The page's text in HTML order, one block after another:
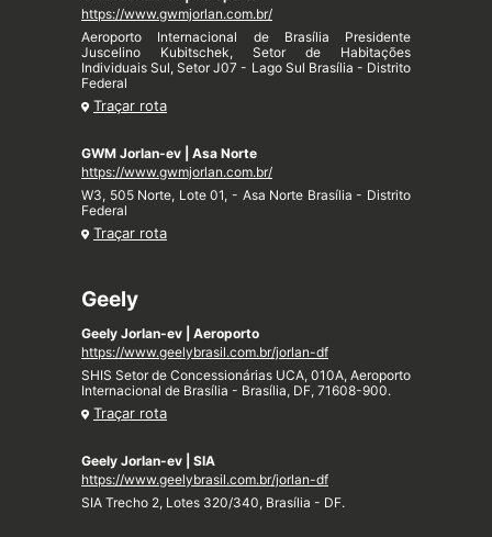
https://www.gwmjorlan.com.br/
Aeroporto Internacional de Brasília Presidente
Juscelino Kubitschek, Setor de Habitações
Individuais Sul, Setor J07 - Lago Sul Brasília - Distrito
Federal
Traçar rota
GWM Jorlan-ev | Asa Norte
https://www.gwmjorlan.com.br/
W3, 505 Norte, Lote 01, - Asa Norte Brasília - Distrito
Federal
Traçar rota
Geely
Geely Jorlan-ev | Aeroporto
https://www.geelybrasil.com.br/jorlan-df
SHIS Setor de Concessionárias UCA, 010A, Aeroporto
Internacional de Brasília - Brasília, DF, 71608-900.
Traçar rota
Geely Jorlan-ev | SIA
https://www.geelybrasil.com.br/jorlan-df
SIA Trecho 2, Lotes 320/340, Brasília - DF.